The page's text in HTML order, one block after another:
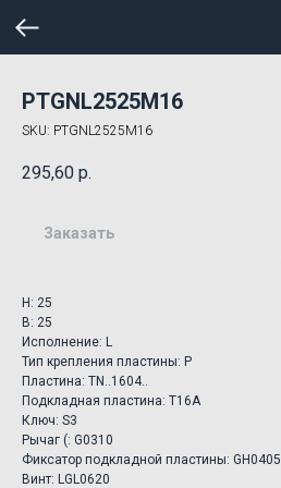
PTGNL2525M16
SKU: PTGNL2525M16
295,60 р.
Заказать
H: 25
B: 25
Исполнение: L
Тип крепления пластины: P
Пластина: TN..1604..
Подкладная пластина: T16A
Ключ: S3
Рычаг (: G0310
Фиксатор подкладной пластины: GH0405
Винт: LGL0620